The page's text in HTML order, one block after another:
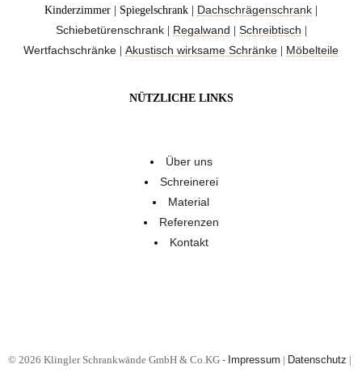
Kinderzimmer | Spiegelschrank | Dachschrägenschrank
Schiebetürenschrank| Regalwand Schreibtisch
Wertfachschränke Akustisch wirksame Schränke Möbelteile
NÜTZLICHE LINKS
Über uns
Schreinerei
Material
Referenzen
Kontakt
© 2026 Klingler Schrankwände GmbH & Co.KG - Impressum | Datenschutz |